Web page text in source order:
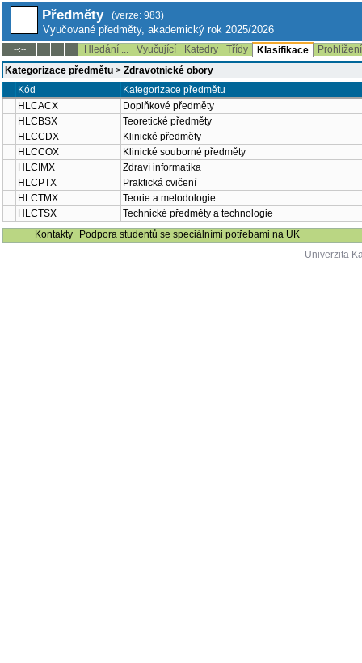
Předměty (verze: 983)
Vyučované předměty, akademický rok 2025/2026
--:-- Hledání ... Vyučující Katedry Třídy Klasifikace
Kategorizace předmětu > Zdravotnické obory
Kód
Kategorizace předmětu
HLCACX
Doplňkové předměty
HLCBSX
Teoretické předměty
HLCCDX
Klinické předměty
HLCCOX
Klinické souborné předměty
HLCIMX
Zdraví informatika
HLCPTX
Praktická cvičení
HLCTMX
Teorie a metodologie
HLCTSX
Technické předměty a technologie
Kontakty
Podpora studentů se speciálními potřebami na UK
Univerzita